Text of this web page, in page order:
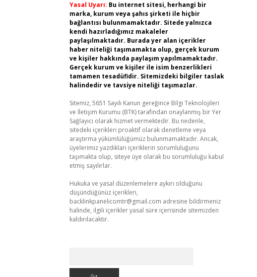
Yasal Uyarı: Bu internet sitesi, herhangi bir
marka, kurum veya şahıs şirketi ile hiçbir
bağlantısı bulunmamaktadır. Sitede yalnızca
kendi hazırladığımız makaleler
paylaşılmaktadır. Burada yer alan içerikler
haber niteliği taşımamakta olup, gerçek kurum
ve kişiler hakkında paylaşım yapılmamaktadır.
Gerçek kurum ve kişiler ile isim benzerlikleri
tamamen tesadüfidir. Sitemizdeki bilgiler taslak
halindedir ve tavsiye niteliği taşımazlar.
Sitemiz, 5651 Sayılı Kanun gereğince Bilgi Teknolojileri
ve İletişim Kurumu (BTK) tarafından onaylanmış bir Yer
Sağlayıcı olarak hizmet vermektedir. Bu nedenle,
sitedeki içerikleri proaktif olarak denetleme veya
araştırma yükümlülüğümüz bulunmamaktadır. Ancak,
üyelerimiz yazdıkları içeriklerin sorumluluğunu
taşımakta olup, siteye üye olarak bu sorumluluğu kabul
etmiş sayılırlar.
Hukuka ve yasal düzenlemelere aykırı olduğunu
düşündüğünüz içerikleri,
backlinkpanelicomtr@gmail.com adresine bildirmeniz
halinde, ilgili içerikler yasal süre içerisinde sitemizden
kaldırılacaktır.